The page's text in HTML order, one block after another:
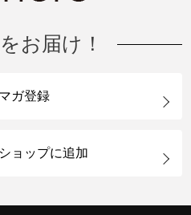
お届け！
ガ登録
ョップに追加